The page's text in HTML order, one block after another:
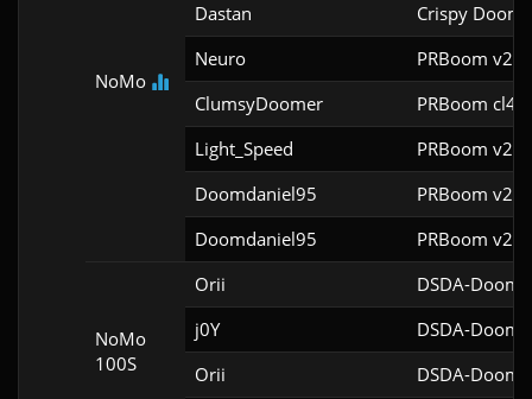
NoMo
Dastan
Crispy Doom
Neuro
PRBoom
ClumsyDoomer
PRBoom cl4
Light_Speed
PRBoom
Doomdaniel95
PRBoom
Doomdaniel95
PRBoom
NoMo
100S
Orii
DSDA-Doom
j0Y
DSDA-Doom
Orii
DSDA-Doom